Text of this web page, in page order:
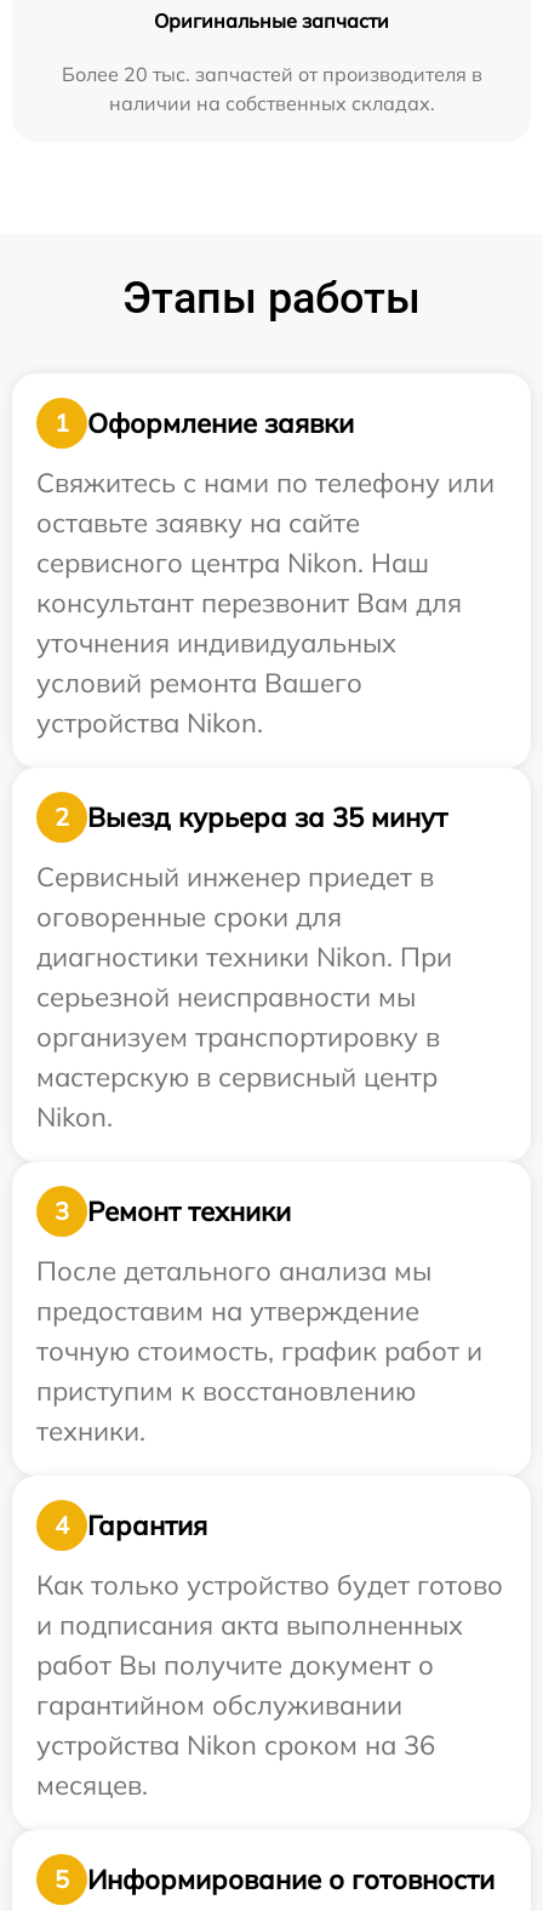
Оригинальные запчасти
Более 20 тыс. запчастей от производителя в
наличии на собственных складах.
Этапы работы
1
Оформление заявки
Свяжитесь с нами по телефону или
оставьте заявку на сайте
сервисного центра Nikon. Наш
консультант перезвонит Вам для
уточнения индивидуальных
условий ремонта Вашего
устройства Nikon.
2
Выезд курьера за 35 минут
Сервисный инженер приедет в
оговоренные сроки для
диагностики техники Nikon. При
серьезной неисправности мы
организуем транспортировку в
мастерскую в сервисный центр
Nikon.
3
Ремонт техники
После детального анализа мы
предоставим на утверждение
точную стоимость, график работ и
приступим к восстановлению
техники.
4
Гарантия
Как только устройство будет готово
и подписания акта выполненных
работ Вы получите документ о
гарантийном обслуживании
устройства Nikon сроком на 36
месяцев.
5 Информирование о готовности